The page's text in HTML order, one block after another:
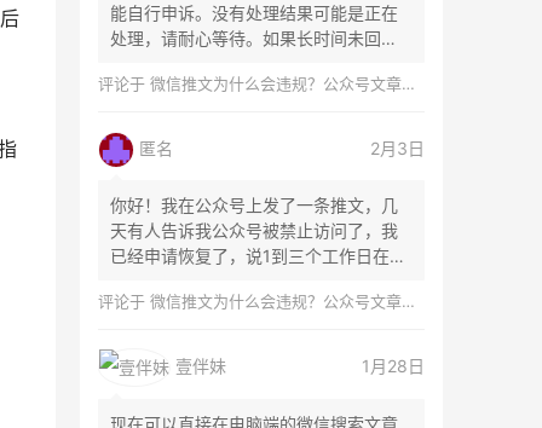
能自行申诉。没有处理结果可能是正在
处理，请耐心等待。如果长时间未回
评论于 微信推文为什么会违规？公众号文章怎么检测是否违规？
匿名 2月3日
你好！我在公众号上发了一条推文，几
天有人告诉我公众号被禁止访问了，我
已经申请恢复了，说1到三个工作日在微
评论于 微信推文为什么会违规？公众号文章怎么检测是否违规？
壹伴妹 1月28日